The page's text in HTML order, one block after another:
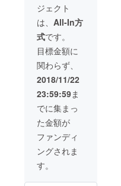
購入さ
れた人
数分ま
で入場
してい
ただけ
ます
録をメ
ンバー
にして
ほし
い！座
談会に
参加！
等 ※公
序良俗
に反す
る内容
は、法
令に違
反する
なよう
な内容
ませ
ジェクト
は、 All-In方
式です。
目標金額に
関わらず、
2018/11/22
23:59:59ま
でに集まっ
た金額が
ファンディ
ングされま
す。